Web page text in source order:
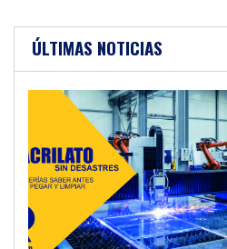
ÚLTIMAS NOTICIAS